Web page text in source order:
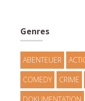
Genres
ABENTEUER
COMEDY CRIME